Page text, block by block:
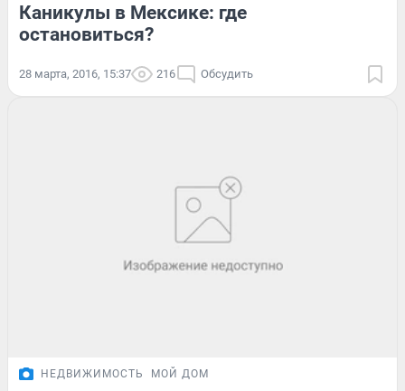
Каникулы в Мексике: где
остановиться?
28 марта, 2016, 15:37 216 Обсудить
НЕДВИЖИМОСТЬ МОЙ ДОМ